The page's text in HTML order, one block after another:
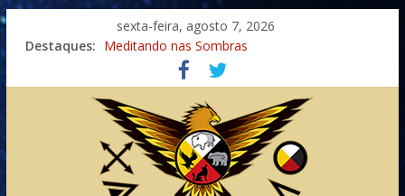
sexta-feira, agosto 7, 2026
Destaques: Meditando nas Sombras
Autosuficiência: A Jornada do Espírito Ancestral
Xamanismo Universal
Totens – Caminho Espiritual – Crescimento
Imaginação na Cura